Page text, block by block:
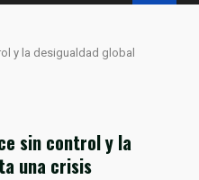
y la desigualdad global
sin control y la
una crisis